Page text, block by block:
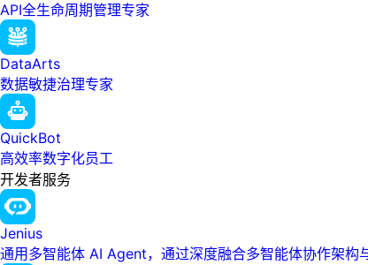
API全生命周期管理专家
DataArts
数据敏捷治理专家
QuickBot
高效率数字化员工
开发者服务
Jenius
通用多智能体 AI Agent，通过深度融合多智能体协作架构